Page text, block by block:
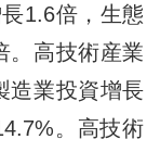
1.6倍，生態
。高技術産業
造業投資增長
。高技術